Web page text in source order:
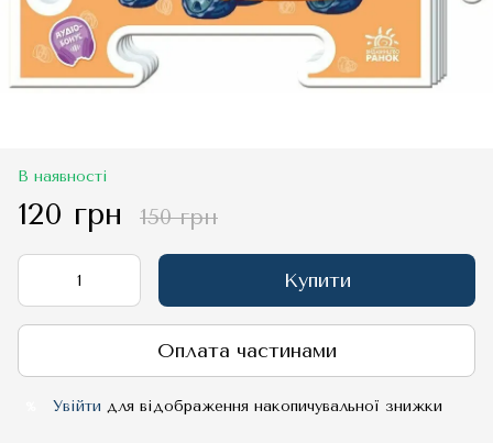
В наявності
120 грн 150 грн
Купити
Оплата частинами
Увійти для відображення накопичувальної знижки